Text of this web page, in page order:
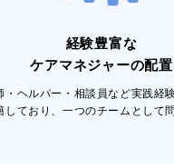
経験豊富な
ケアマネジャーの配置
・ヘルパー・相談員など実践経
しており、一つのチームとして